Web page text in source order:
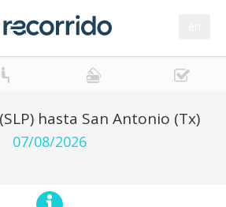
hasta San Antonio (Tx)
07/08/2026